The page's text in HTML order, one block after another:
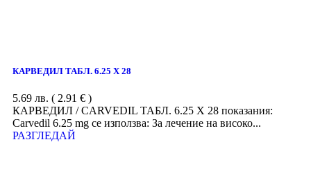
КАРВЕДИЛ ТАБЛ. 6.25 Х 28
5.69 лв. ( 2.91 € )
КАРВЕДИЛ / CARVEDIL ТАБЛ. 6.25 Х 28 показания:
Carvedil 6.25 mg се използва: За лечение на високо...
РАЗГЛЕДАЙ